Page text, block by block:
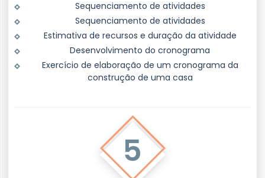
Sequenciamento de atividades
Sequenciamento de atividades
Estimativa de recursos e duração da atividade
Desenvolvimento do cronograma
Exercício de elaboração de um cronograma da
construção de uma casa
5